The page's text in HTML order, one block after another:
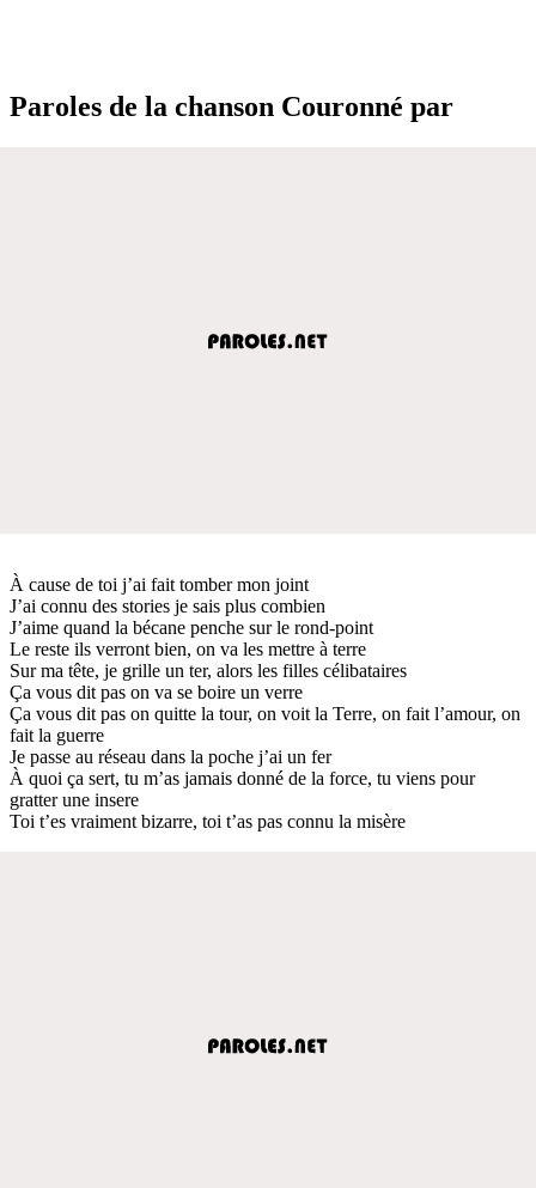
Paroles de la chanson Couronné par
À cause de toi j’ai fait tomber mon joint
J’ai connu des stories je sais plus combien
J’aime quand la bécane penche sur le rond-point
Le reste ils verront bien, on va les mettre à terre
Sur ma tête, je grille un ter, alors les filles célibataires
Ça vous dit pas on va se boire un verre
Ça vous dit pas on quitte la tour, on voit la Terre, on fait l’amour, on
fait la guerre
Je passe au réseau dans la poche j’ai un fer
À quoi ça sert, tu m’as jamais donné de la force, tu viens pour
gratter une insere
Toi t’es vraiment bizarre, toi t’as pas connu la misère